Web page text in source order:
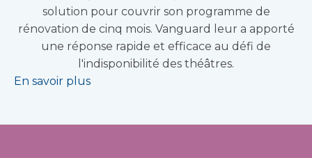
solution pour couvrir son programme de
rénovation de cinq mois. Vanguard leur a apporté
une réponse rapide et efficace au défi de
l'indisponibilité des théâtres.
En savoir plus